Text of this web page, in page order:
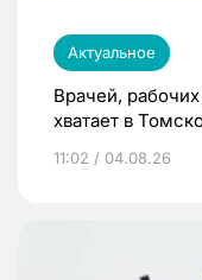
Актуальное
Врачей,
хватает в
11:02 / 04.08.26